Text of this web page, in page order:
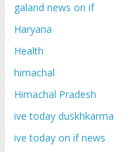
galand news on if
Haryana
Health
himachal
Himachal Pradesh
ive today duskhkarma
ive today on if news